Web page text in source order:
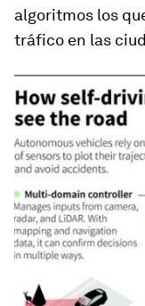
algoritmos los
tráfico en las